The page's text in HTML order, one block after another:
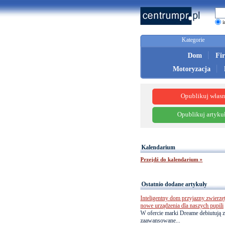
Kategorie
Dom
Motoryzacja
Opublikuj
Opublikuj
Kalendarium
Przejdź do kalendarium »
Ostatnio dodane artykuły
Inteligentny dom przyjazny
nowe urządzenia dla naszych pupili
W ofercie marki Dreame debiutują
zaawansowane...